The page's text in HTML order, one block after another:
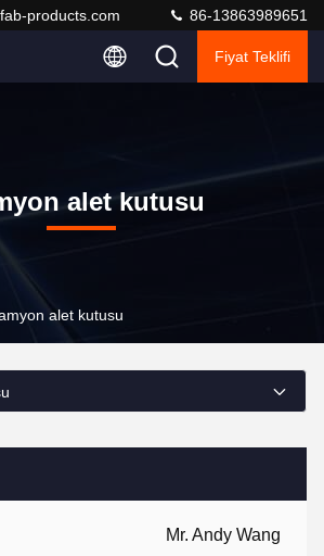
products.com 86-13863989651
Fiyat Teklifi
alet kutusu
alet kutusu
Mr. Andy Wang